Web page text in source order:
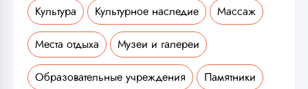
Культура Культурное наследие Массаж
Места отдыха Музеи и галереи
Образовательные учреждения Памятники